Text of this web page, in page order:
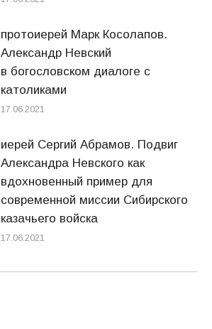
протоиерей Марк Косолапов.
Александр Невский
в богословском диалоге с
католиками
17.06.2021
иерей Сергий Абрамов. Подвиг
Александра Невского как
вдохновенный пример для
современной миссии Сибирского
казачьего войска
17.06.2021